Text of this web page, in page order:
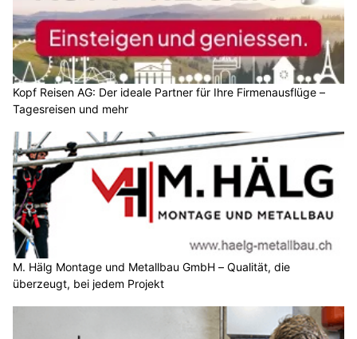
Kopf Reisen AG: Der ideale Partner für Ihre Firmenausflüge –
Tagesreisen und mehr
M. Hälg Montage und Metallbau GmbH – Qualität, die
überzeugt, bei jedem Projekt